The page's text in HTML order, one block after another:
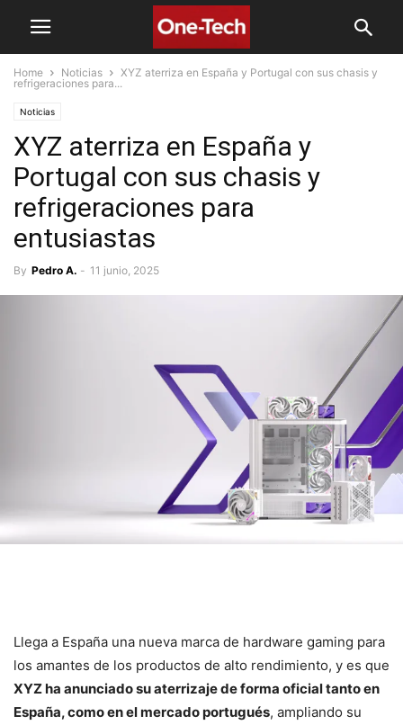
Home Noticias
XYZ aterriza en España y Portugal con sus chasis y
refrigeraciones para...
Noticias
XYZ aterriza en España y
Portugal con sus chasis y
refrigeraciones para
entusiastas
By Pedro A. - 11 junio, 2025
Llega a España una nueva marca de hardware gaming para
los amantes de los productos de alto rendimiento, y es que
XYZ ha anunciado su aterrizaje de forma oficial tanto en
España, como en el mercado portugués, ampliando su